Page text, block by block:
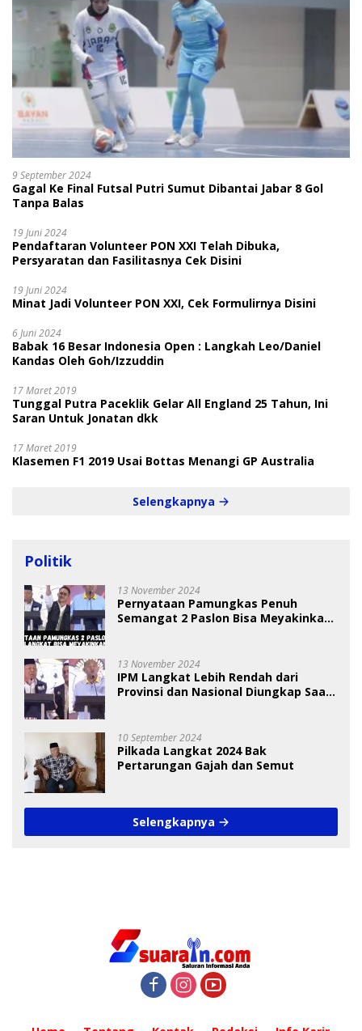
9 September 2024
Gagal Ke Final Futsal Putri Sumut Dibantai Jabar 8 Gol
Tanpa Balas
19 Juni 2024
Pendaftaran Volunteer PON XXI Telah Dibuka,
Persyaratan dan Fasilitasnya Cek Disini
19 Juni 2024
Minat Jadi Volunteer PON XXI, Cek Formulirnya Disini
6 Juni 2024
Babak 16 Besar Indonesia Open : Langkah Leo/Daniel
Kandas Oleh Goh/Izzuddin
17 Maret 2019
Tunggal Putra Paceklik Gelar All England 25 Tahun, Ini
Saran Untuk Jonatan dkk
17 Maret 2019
Klasemen F1 2019 Usai Bottas Menangi GP Australia
Selengkapnya
Politik
13 November 2024
Pernyataan Pamungkas Penuh
Semangat 2 Paslon Bisa Meyakinkan
13 November 2024
IPM Langkat Lebih Rendah dari
Provinsi dan Nasional Diungkap Saat
10 September 2024
Pilkada Langkat 2024 Bak
Pertarungan Gajah dan Semut
Selengkapnya